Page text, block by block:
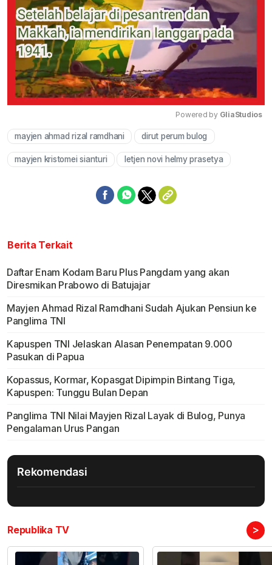
Powered by GliaStudios
mayjen ahmad rizal ramdhani dirut perum bulog
mayjen kristomei sianturi letjen novi helmy prasetya
Berita Terkait
Daftar Enam Kodam Baru Plus Pangdam yang akan
Diresmikan Prabowo di Batujajar
Mayjen Ahmad Rizal Ramdhani Sudah Ajukan Pensiun ke
Panglima TNI
Kapuspen TNI Jelaskan Alasan Penempatan 9.000
Pasukan di Papua
Kopassus, Kormar, Kopasgat Dipimpin Bintang Tiga,
Kapuspen: Tunggu Bulan Depan
Panglima TNI Nilai Mayjen Rizal Layak di Bulog, Punya
Pengalaman Urus Pangan
Rekomendasi
Republika TV >